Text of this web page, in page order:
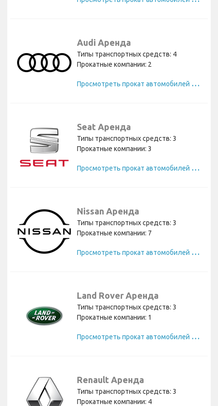
Audi Аренда
Типы транспортных средств: 4
Прокатные компании: 2
П
росмотреть прокат автомобилей Audi
Seat Аренда
Типы транспортных средств: 3
Прокатные компании: 3
П
росмотреть прокат автомобилей Seat
Nissan Аренда
Типы транспортных средств: 3
Прокатные компании: 7
П
росмотреть прокат автомобилей Nissan
Land Rover Аренда
Типы транспортных средств: 3
Прокатные компании: 1
П
росмотреть прокат автомобилей Land Rover
Renault Аренда
Типы транспортных средств: 3
Прокатные компании: 4